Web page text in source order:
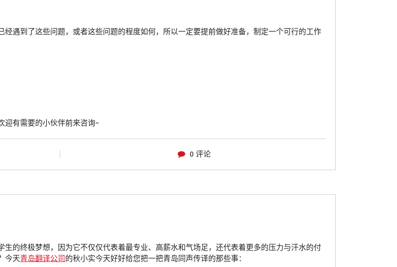
遇到了这些问题，或者这些问题的程度如何，所以一定要提前做好准备，制定一个可行的工作
迎有需要的小伙伴前来咨询~
0 评论
的终极梦想，因为它不仅仅代表着最专业、高薪水和气场足，还代表着更多的压力与汗水的付
今天青岛翻译公司的秋小实今天好好给您把一把青岛同声传译的那些事：